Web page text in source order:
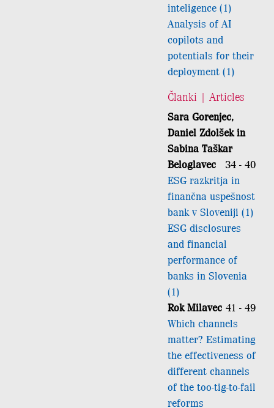
inteligence (1)
Analysis of AI
copilots and
potentials for their
deployment (1)
Članki | Articles
Sara Gorenjec,
Daniel Zdolšek in
Sabina Taškar
Beloglavec
34 - 40
ESG razkritja in
finančna uspešnost
bank v Sloveniji (1)
ESG disclosures
and financial
performance of
banks in Slovenia
(1)
Rok Milavec 41 - 49
Which channels
matter? Estimating
the effectiveness of
different channels
of the too-tig-to-fail
reforms